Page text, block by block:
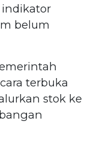
belum
terbuka
stok ke